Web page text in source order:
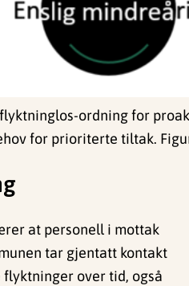
ordning for
for prioriterte tiltak.
at personell i mottak
tar gjentatt kontakt
over tid, også